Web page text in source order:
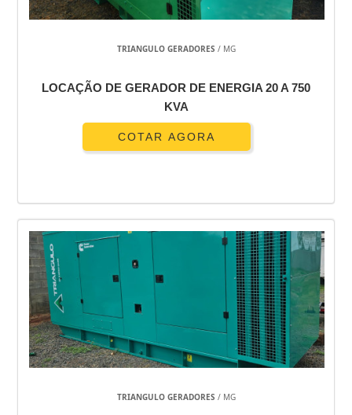
GERADOR SOLTEIRO AUTO REGULADO
GERADOR DIESEL 6KVA MONOFÁSICO
GERADOR DIESEL 4 KVA
GERADOR DIESEL 10KVA
GERADOR DE VAPOR SAUNA
GERADOR DE VAPOR PARA SAUNA RESIDENCIAL
GERADOR DE VAPOR PARA SAUNA A GÁS
GERADOR DE VAPOR INSTANTÂNEO
GERADOR DE VAPOR INSTANTÂNEO PREÇO
GERADOR DE GELO EM ESCAMAS
GERADOR DE GÁS
GERADOR DE ENERGIA USADO
GERADOR DE ENERGIA USADO A DIESEL
GERADOR DE ENERGIA TRIFÁSICO
GERADOR DE ENERGIA TRIFÁSICO USADO
TRIANGULO GERADORES / MG
LOCAÇÃO DE GERADOR DE ENERGIA 20 A 750
KVA
COTAR AGORA
TRIANGULO GERADORES / MG